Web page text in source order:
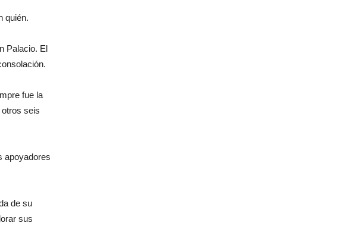
quién.
Palacio. El
fue la
otros seis
apoyadores
de su
sus